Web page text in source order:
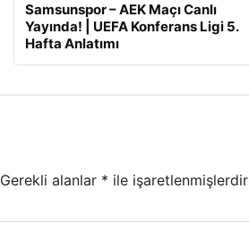
Samsunspor – AEK Maçı Canlı
Yayında! | UEFA Konferans Ligi 5.
Hafta Anlatımı
Gerekli alanlar * ile işaretlenmişlerdir